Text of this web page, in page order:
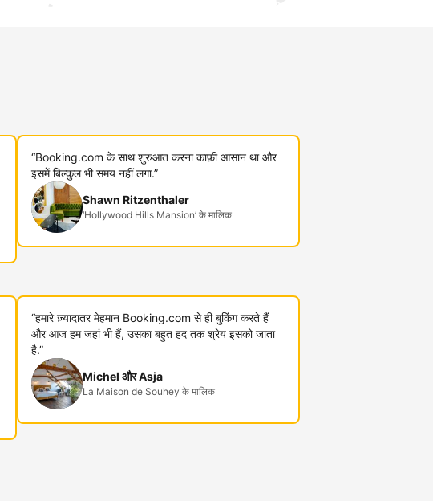
“Booking.com के साथ शुरुआत करना काफ़ी आसान था और
इसमें बिल्कुल भी समय नहीं लगा.”
Shawn Ritzenthaler
‘Hollywood Hills Mansion’ के मालिक
“हमारे ज़्यादातर मेहमान Booking.com से ही बुकिंग करते हैं
और आज हम जहां भी हैं, उसका बहुत हद तक श्रेय इसको जाता
है.”
Michel और Asja
La Maison de Souhey के मालिक